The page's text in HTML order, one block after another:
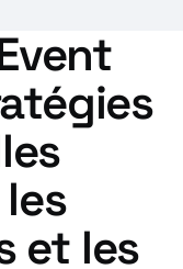
et les